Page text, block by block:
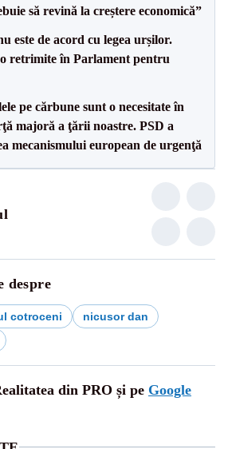
să revină la creștere economică”
este de acord cu legea urșilor.
retrimite în Parlament pentru
pe cărbune sunt o necesitate în
majoră a ţării noastre. PSD a
mecanismului european de urgenţă
despre
cotroceni
nicusor dan
din PRO și pe Google